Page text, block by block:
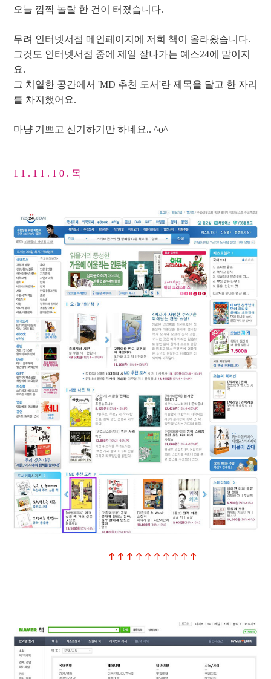
오늘 깜짝 놀랄 한 건이 터졌습니다.
무려 인터넷서점 메인페이지에 저희 책이 올라왔습니다.
그것도 인터넷서점 중에 제일 잘나가는 예스24에 말이지
요.
그 치열한 공간에서 'MD 추천 도서'란 제목을 달고 한 자리
를 차지했어요.
마냥 기쁘고 신기하기만 하네요.. ^o^
1 1 . 1 1 . 1 0 . 목
↑↑↑↑↑↑↑↑↑↑